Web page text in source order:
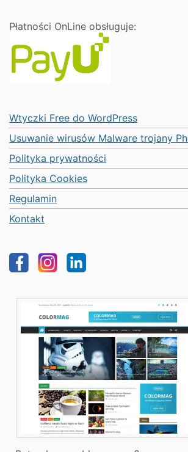
Płatności OnLine obsługuje:
Wtyczki Free do WordPress
Usuwanie wirusów Malware trojany
Polityka prywatności
Polityka Cookies
Regulamin
Kontakt